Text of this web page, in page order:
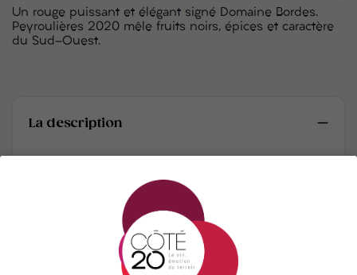
Un rouge puissant et élégant signé Domaine Bordes.
Peyroulières 2020 mêle fruits noirs, épices et caractère
du Sud-Ouest.
La description
rouge du Sud-Ouest au caractère bien affirmé,
issu d’un assemblage typique de cépages
régionaux (souvent malbec, merlot, ou cabernet
franc, à confirmer selon la composition exacte).